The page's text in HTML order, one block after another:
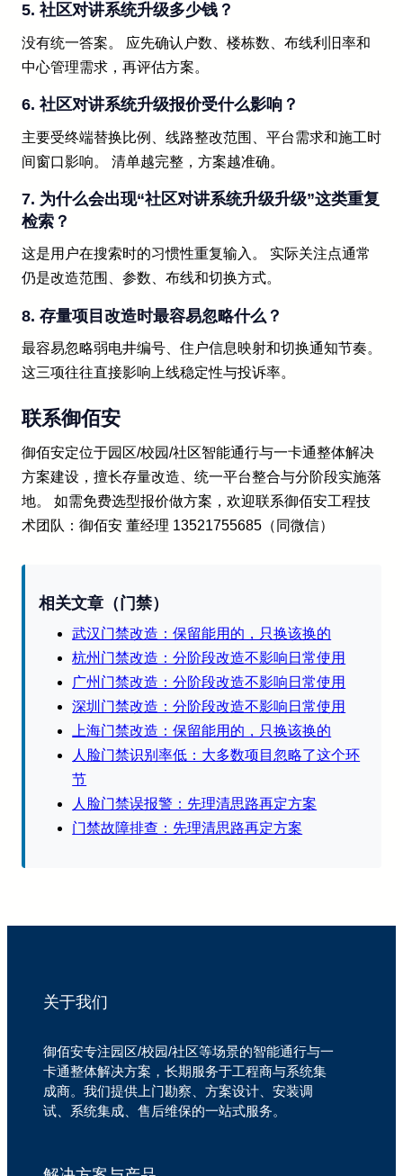
5. 社区对讲系统升级多少钱？
没有统一答案。 应先确认户数、楼栋数、布线利旧率和
中心管理需求，再评估方案。
6. 社区对讲系统升级报价受什么影响？
主要受终端替换比例、线路整改范围、平台需求和施工时
间窗口影响。 清单越完整，方案越准确。
7. 为什么会出现“社区对讲系统升级升级”这类重复
检索？
这是用户在搜索时的习惯性重复输入。 实际关注点通常
仍是改造范围、参数、布线和切换方式。
8. 存量项目改造时最容易忽略什么？
最容易忽略弱电井编号、住户信息映射和切换通知节奏。
这三项往往直接影响上线稳定性与投诉率。
联系御佰安
御佰安定位于园区/校园/社区智能通行与一卡通整体解决
方案建设，擅长存量改造、统一平台整合与分阶段实施落
地。 如需免费选型报价做方案，欢迎联系御佰安工程技
术团队：御佰安 董经理 13521755685（同微信）
相关文章（门禁）
武汉门禁改造：保留能用的，只换该换的
杭州门禁改造：分阶段改造不影响日常使用
广州门禁改造：分阶段改造不影响日常使用
深圳门禁改造：分阶段改造不影响日常使用
上海门禁改造：保留能用的，只换该换的
人脸门禁识别率低：大多数项目忽略了这个环
节
人脸门禁误报警：先理清思路再定方案
门禁故障排查：先理清思路再定方案
关于我们
御佰安专注园区/校园/社区等场景的智能通行与一
卡通整体解决方案，长期服务于工程商与系统集
成商。我们提供上门勘察、方案设计、安装调
试、系统集成、售后维保的一站式服务。